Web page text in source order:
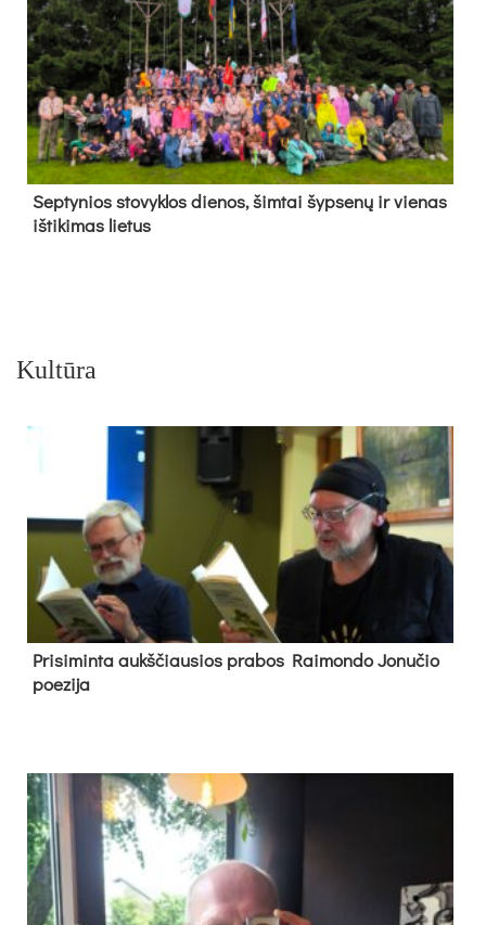
Sep­ty­nios sto­vyk­los die­nos, šim­tai šyp­se­nų ir vie­nas
iš­ti­ki­mas lie­tus
Kultūra
Pri­si­min­ta aukš­čiau­sios pra­bos Rai­mon­do Jo­nu­čio
poe­zi­ja